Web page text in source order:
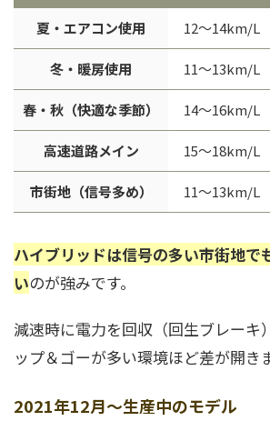
夏・エアコン使用
12〜14km/L
冬・暖房使用 11〜13km/L
春・秋（快適な季節） 14〜16km/L
高速道路メイン 15〜18km/L
市街地（信号多め） 11〜13km/L
ハイブリッドは信号の多い市街地で
いのが強みです。
減速時に電力を回収（回生ブレーキ
ップ＆ゴーが多い環境ほど差が開き
2021年12月～生産中のモデル